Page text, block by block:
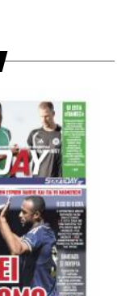
εμάς και
γράμματα.